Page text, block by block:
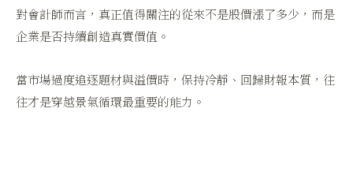
對會計師而言，真正值得關注的從來不是股價漲了多少，而是
企業是否持續創造真實價值。
當市場過度追逐題材與溢價時，保持冷靜、回歸財報本質，往
往才是穿越景氣循環最重要的能力。